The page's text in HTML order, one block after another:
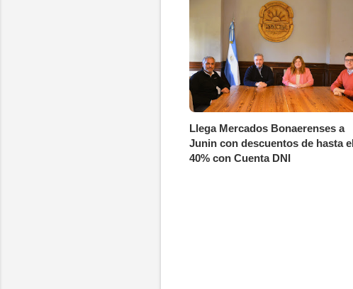
Llega Mercados Bonaerenses a
Junin con descuentos de hasta el
40% con Cuenta DNI